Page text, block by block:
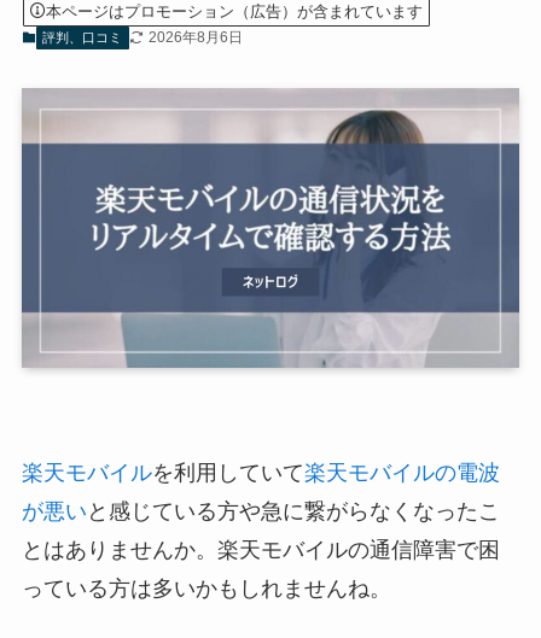
本ページはプロモーション（広告）が含まれています
評判、口コミ 2026年8月6日
楽天モバイルを利用していて楽天モバイルの電波
が悪い と感じている方や急に繋がらなくなったこ
とはありませんか。楽天モバイルの通信障害で困
っている方は多いかもしれませんね。